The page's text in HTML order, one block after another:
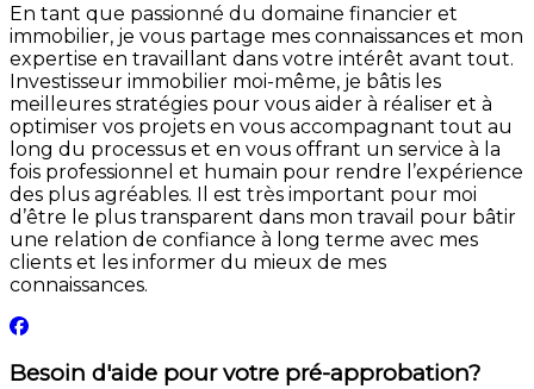
En tant que passionné du domaine financier et
immobilier, je vous partage mes connaissances et mon
expertise en travaillant dans votre intérêt avant tout.
Investisseur immobilier moi-même, je bâtis les
meilleures stratégies pour vous aider à réaliser et à
optimiser vos projets en vous accompagnant tout au
long du processus et en vous offrant un service à la
fois professionnel et humain pour rendre l’expérience
des plus agréables. Il est très important pour moi
d’être le plus transparent dans mon travail pour bâtir
une relation de confiance à long terme avec mes
clients et les informer du mieux de mes
connaissances.
Besoin d'aide pour votre pré-approbation?